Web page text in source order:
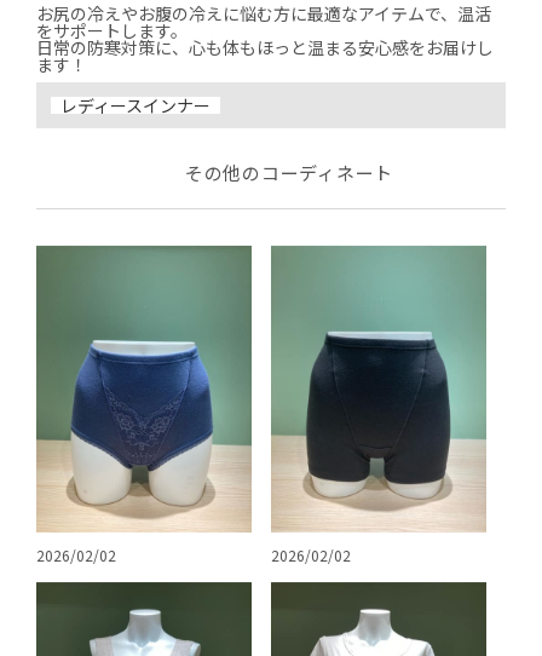
お尻の冷えやお腹の冷えに悩む方に最適なアイテムで、温活
をサポートします。
日常の防寒対策に、心も体もほっと温まる安心感をお届けし
ます！
レディースインナー
その他のコーディネート
2026/02/02 2026/02/02